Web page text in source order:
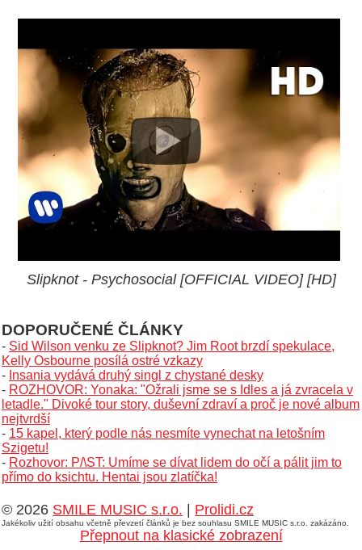
Slipknot - Psychosocial [OFFICIAL VIDEO] [HD]
DOPORUČENÉ ČLÁNKY
- Sid Wilson venku ze Slipknot? Jim Root brzdí spekulace,
Kelly Osbourne posílá ostré vzkazy
- Insania vydává druhý singl z chystané desky
- ROZHOVOR: Yonaka: "Ožrali jsme se s Idles a já zvracela v
letadle." Divoké tour story, duševní zdraví a proč je nové album
nejtvrdší
- 15 kapel, který podle nás nesmíte vynechat na letošním
Szigetu!
- Rozhovor: P/\ST: Umíme se dívat lidem do očí a pálit jim to
přímo do ksichtu. Hentai jsou zlatíčka!
© 2026 SMILE MUSIC s.r.o. Prolidi.cz
Jakékoliv užití obsahu včetně převzetí článků je bez souhlasu SMILE MUSIC s.r.o. zakázáno.
Přepnout na klasické zobrazení